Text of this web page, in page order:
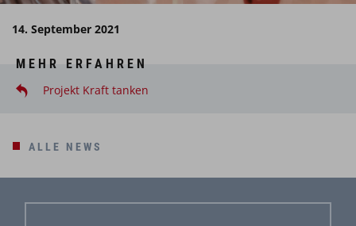
14. September 2021
MEHR ERFAHREN
Projekt Kraft tanken
ALLE NEWS